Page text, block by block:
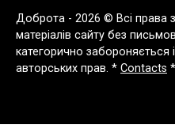
Доброта - 2026 © Всі права
матеріалів сайту без
категорично
авторських прав. * Contacts *